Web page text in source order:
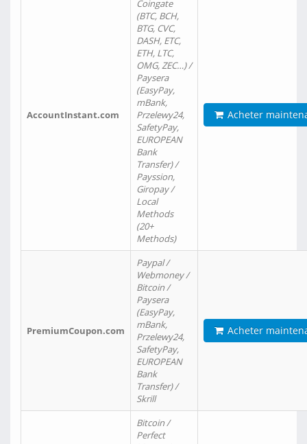
AccountInstant.com
Coingate
(BTC, BCH,
BTG, CVC,
DASH, ETC,
ETH, LTC,
OMG, ZEC…) /
Paysera
(EasyPay,
mBank,
Przelewy24,
SafetyPay,
EUROPEAN
Bank
Transfer) /
Payssion,
Giropay /
Local
Methods
(20+
Methods)
Acheter
PremiumCoupon.com
Paypal /
Webmoney /
Bitcoin /
Paysera
(EasyPay,
mBank,
Przelewy24,
SafetyPay,
EUROPEAN
Bank
Transfer) /
Skrill
Acheter
Bitcoin /
Perfect